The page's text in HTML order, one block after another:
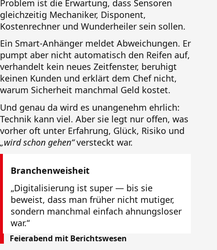
Problem ist die Erwartung, dass Sensoren
gleichzeitig Mechaniker, Disponent,
Kostenrechner und Wunderheiler sein sollen.
Ein Smart-Anhänger meldet Abweichungen. Er
pumpt aber nicht automatisch den Reifen auf,
verhandelt kein neues Zeitfenster, beruhigt
keinen Kunden und erklärt dem Chef nicht,
warum Sicherheit manchmal Geld kostet.
Und genau da wird es unangenehm ehrlich:
Technik kann viel. Aber sie legt nur offen, was
vorher oft unter Erfahrung, Glück, Risiko und
„wird schon gehen“versteckt war.
Branchenweisheit
„Digitalisierung ist super — bis sie
beweist, dass man früher nicht mutiger,
sondern manchmal einfach ahnungsloser
war.“
Feierabend mit Berichtswesen